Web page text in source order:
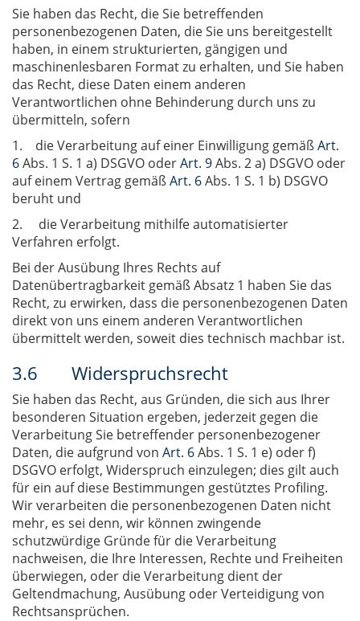
Sie haben das Recht, die Sie betreffenden
personenbezogenen Daten, die Sie uns bereitgestellt
haben, in einem strukturierten, gängigen und
maschinenlesbaren Format zu erhalten, und Sie haben
das Recht, diese Daten einem anderen
Verantwortlichen ohne Behinderung durch uns zu
übermitteln, sofern
1. die Verarbeitung auf einer Einwilligung gemäßArt.
6Abs. 1 S. 1 a) DSGVO oderArt. 9Abs. 2 a) DSGVO oder
auf einem Vertrag gemäßArt. 6Abs. 1 S. 1 b) DSGVO
beruht und
2. die Verarbeitung mithilfe automatisierter
Verfahren erfolgt.
Bei der Ausübung Ihres Rechts auf
Datenübertragbarkeit gemäß Absatz 1 haben Sie das
Recht, zu erwirken, dass die personenbezogenen Daten
direkt von uns einem anderen Verantwortlichen
übermittelt werden, soweit dies technisch machbar ist.
3.6 Widerspruchsrecht
Sie haben das Recht, aus Gründen, die sich aus Ihrer
besonderen Situation ergeben, jederzeit gegen die
Verarbeitung Sie betreffender personenbezogener
Daten, die aufgrund von Art. 6Abs. 1 S. 1 e) oder f)
DSGVO erfolgt, Widerspruch einzulegen; dies gilt auch
für ein auf diese Bestimmungen gestütztes Profiling.
Wir verarbeiten die personenbezogenen Daten nicht
mehr, es sei denn, wir können zwingende
schutzwürdige Gründe für die Verarbeitung
nachweisen, die Ihre Interessen, Rechte und Freiheiten
überwiegen, oder die Verarbeitung dient der
Geltendmachung, Ausübung oder Verteidigung von
Rechtsansprüchen.